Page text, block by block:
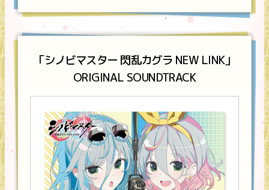
「シノビマスター 閃乱カグラ NEW LINK」
ORIGINAL SOUNDTRACK